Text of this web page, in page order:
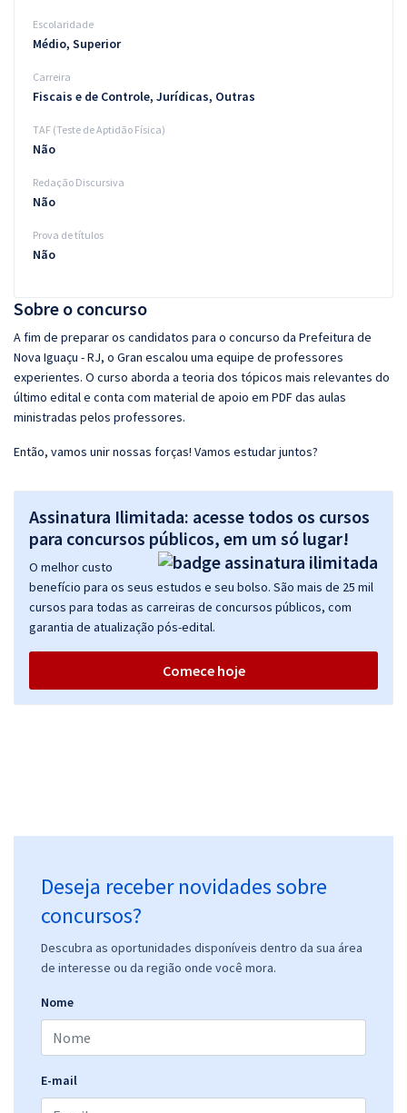
Sobre o concurso
A fim de preparar os candidatos para o concurso da Prefeitura de
Nova Iguaçu - RJ, o Gran escalou uma equipe de professores
experientes. O curso aborda a teoria dos tópicos mais relevantes do
último edital e conta com material de apoio em PDF das aulas
ministradas pelos professores.
Então, vamos unir nossas forças! Vamos estudar juntos?
Assinatura Ilimitada: acesse todos os cursos
para concursos públicos, em um só lugar!
O melhor custo
benefício para os seus estudos e seu bolso. São mais de 25 mil
cursos para todas as carreiras de concursos públicos, com
garantia de atualização pós-edital.
Comece hoje
Deseja receber novidades sobre
concursos?
Descubra as oportunidades disponíveis dentro da sua área
de interesse ou da região onde você mora.
Nome
E-mail
Escolaridade
Médio, Superior
Carreira
Fiscais e de Controle, Jurídicas, Outras
TAF (Teste de Aptidão Física)
Não
Redação Discursiva
Não
Prova de títulos
Não